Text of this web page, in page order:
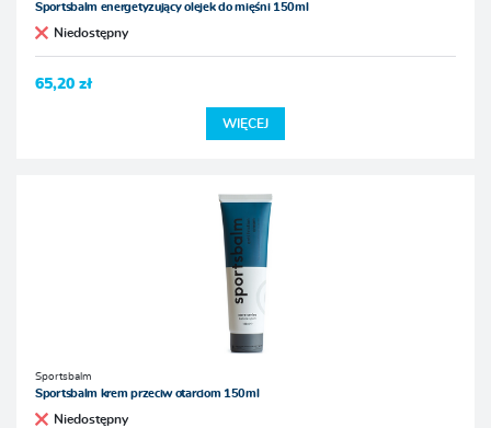
Sportsbalm energetyzujący olejek do mięśni 150ml
Niedostępny
65,20 zł
WIĘCEJ
Sportsbalm
Sportsbalm krem przeciw otarciom 150ml
Niedostępny